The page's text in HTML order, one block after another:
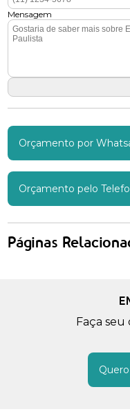
Mensagem
Orçamento por
Orçamento pelo
Páginas
Faça seu